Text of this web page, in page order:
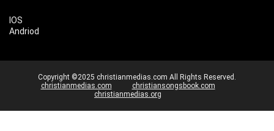
IOS
Andriod
Copyright ©2025 christianmedias.com All Rights Reserved.
christianmedias.com
christiansongsbook.com
christianmedias.org